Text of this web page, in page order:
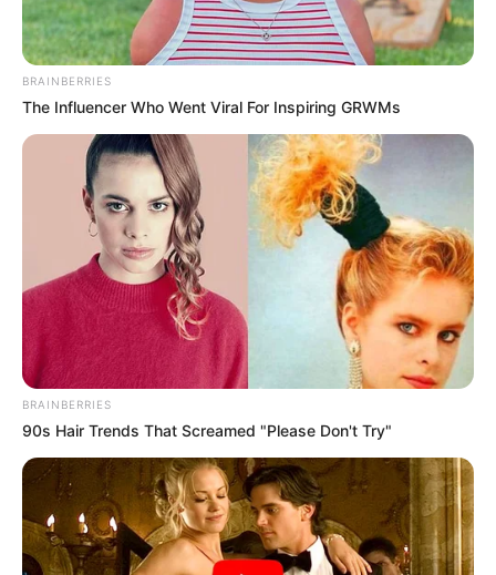
Como fazer em casa
BRAINBERRIES
The Influencer Who Went Viral For Inspiring GRWMs
BRAINBERRIES
90s Hair Trends That Screamed "Please Don't Try"